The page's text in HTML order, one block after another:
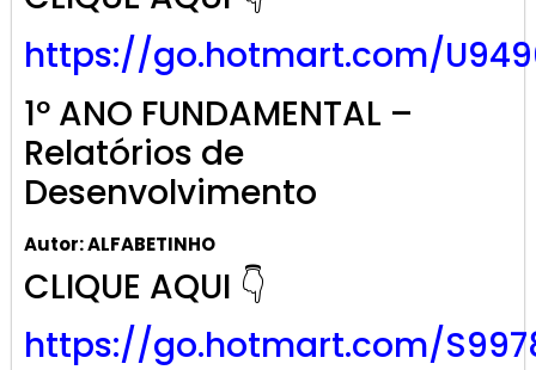
https://go.hotmart.com/
1º ANO FUNDAMENTAL –
Relatórios de
Desenvolvimento
Autor: ALFABETINHO
CLIQUE AQUI 👇
https://go.hotmart.com/